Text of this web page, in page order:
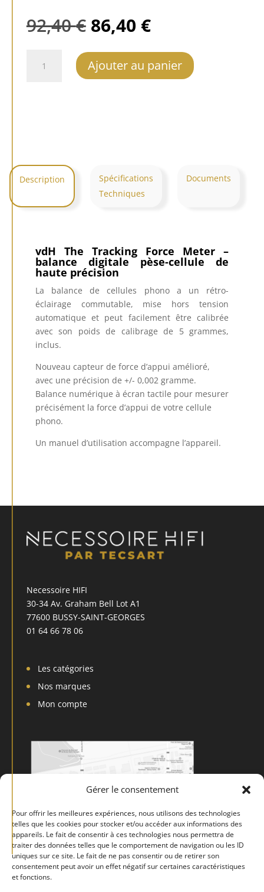
Gérer le consentement
Pour offrir les meilleures expériences, nous utilisons des technologies
telles que les cookies pour stocker et/ou accéder aux informations des
appareils. Le fait de consentir à ces technologies nous permettra de
traiter des données telles que le comportement de navigation ou les ID
uniques sur ce site. Le fait de ne pas consentir ou de retirer son
consentement peut avoir un effet négatif sur certaines caractéristiques
et fonctions.
92,40€ Le
prix
initial
était :
92,40 €.
86,40 €Le
prix
actuel
est :
86,40 €.
Ajouter au panier
Description
Spécifications
Techniques
Documents
vdH The Tracking Force Meter –
balance digitale pèse-cellule de
haute précision
La balance de cellules phono a un rétro-
éclairage commutable, mise hors tension
automatique et peut facilement être calibrée
avec son poids de calibrage de 5 grammes,
inclus.
Nouveau capteur de force d’appui amélioré,
avec une précision de +/- 0,002 gramme.
Balance numérique à écran tactile pour mesurer
précisément la force d’appui de votre cellule
phono.
Un manuel d’utilisation accompagne l’appareil.
Necessoire HIFI
30-34 Av. Graham Bell Lot A1
77600 BUSSY-SAINT-GEORGES
01 64 66 78 06
Les catégories
Nos marques
Mon compte